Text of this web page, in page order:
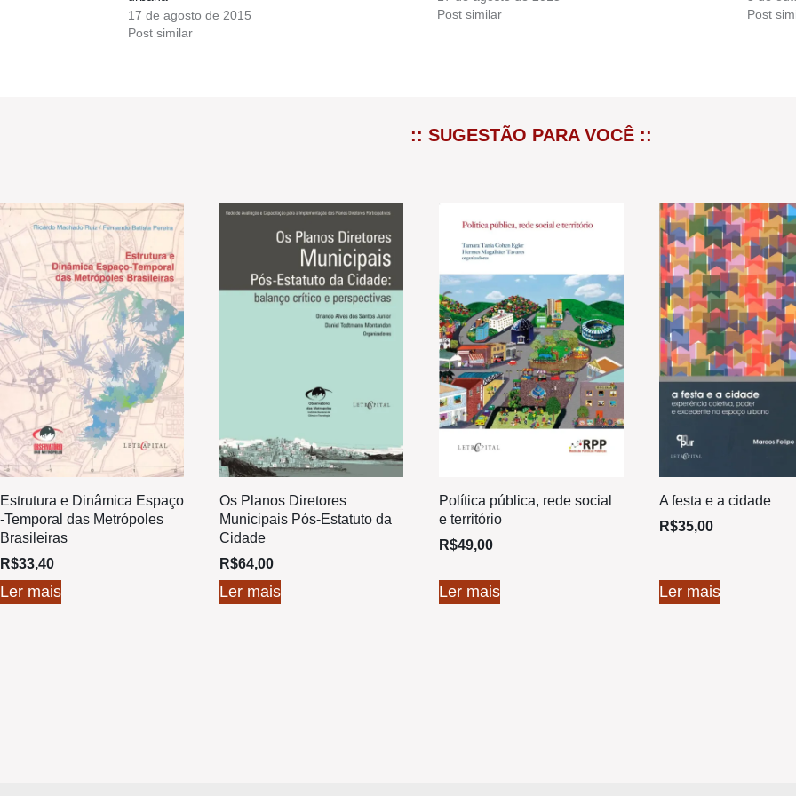
17 de agosto de 2015
Post similar
Post similar
Post
:: SUGESTÃO PARA VOCÊ ::
Estrutura e Dinâmica Espaço
-Temporal das Metrópoles
Brasileiras
R$33,40
Ler mais
Os Planos Diretores
Municipais Pós-Estatuto da
Cidade
R$64,00
Ler mais
Política pública, rede social
e território
R$49,00
Ler mais
A festa e a cidade
R$35,00
Ler mais